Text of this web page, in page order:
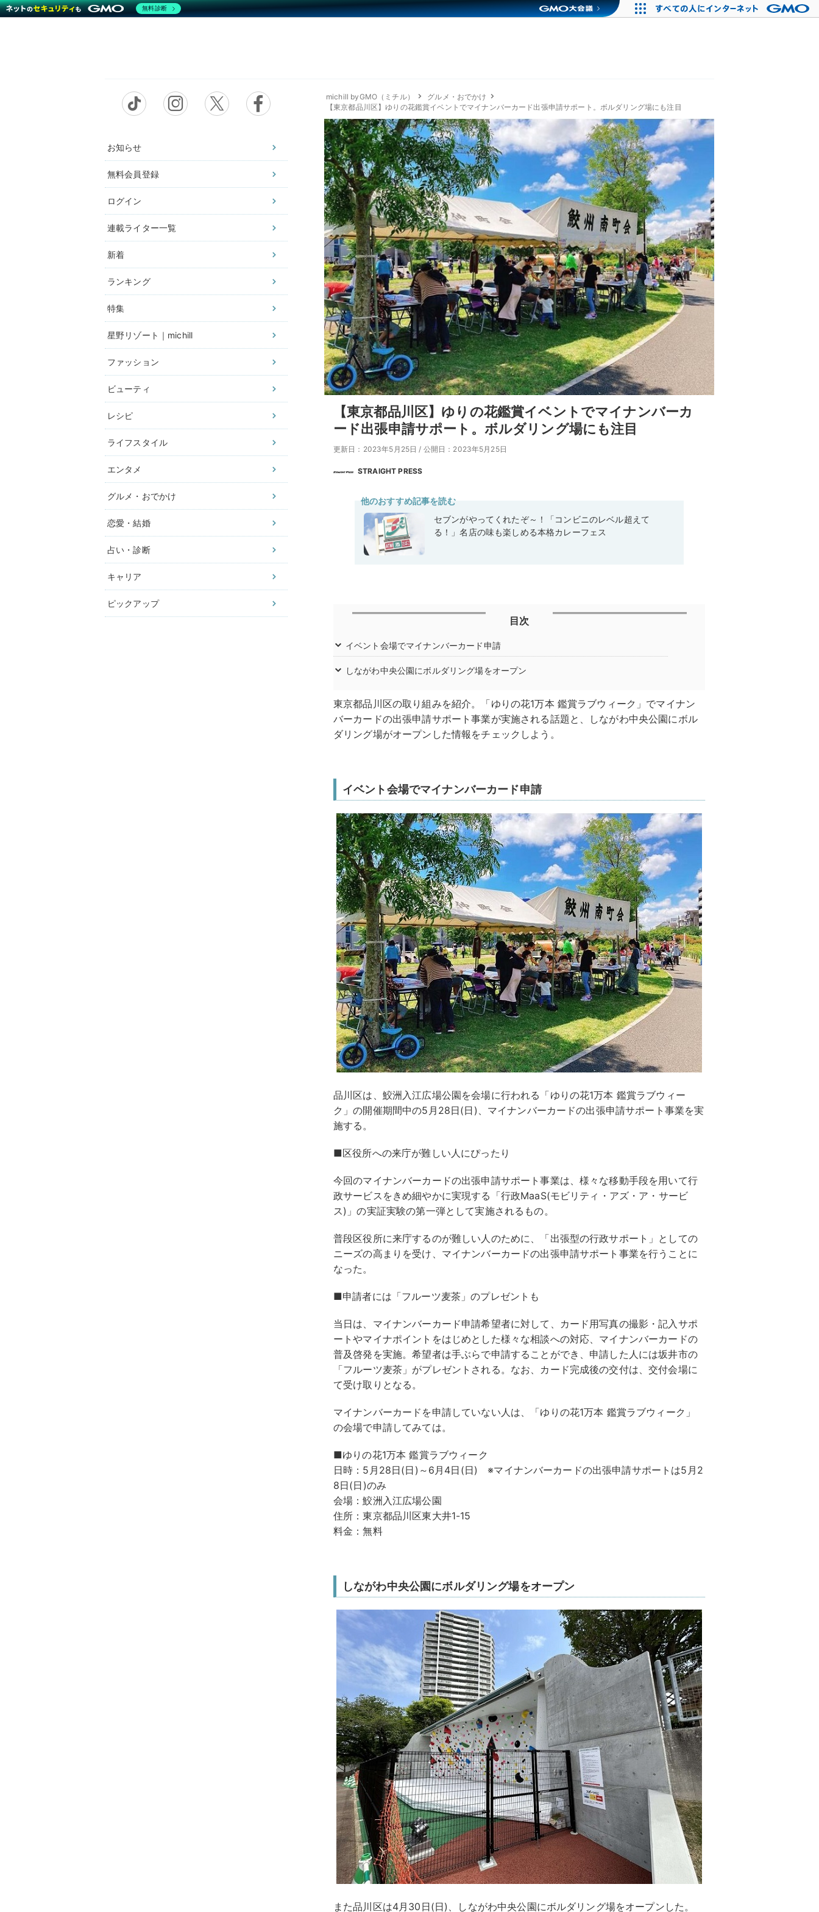
お知らせ
無料会員登録
ログイン
連載ライター一覧
新着
ランキング
特集
星野リゾート｜michill
ファッション
ビューティ
レシピ
ライフスタイル
エンタメ
グルメ・おでかけ
恋愛・結婚
占い・診断
キャリア
ピックアップ
michill byGMO（ミチル）
グルメ・おでかけ
【東京都品川区】ゆりの花鑑賞イベントでマイナンバーカード出張申請サポート。ボルダリング場にも注目
【東京都品川区】ゆりの花鑑賞イベントでマイナンバーカ
ード出張申請サポート。ボルダリング場にも注目
更新日：2023年5月25日 / 公開日：2023年5月25日
STRAIGHT PRESS
他のおすすめ記事を読む
セブンがやってくれたぞ～！「コンビニのレベル超えて
る！」名店の味も楽しめる本格カレーフェス
目次
イベント会場でマイナンバーカード申請
しながわ中央公園にボルダリング場をオープン
東京都品川区の取り組みを紹介。「ゆりの花1万本 鑑賞ラブウィーク」でマイナン
バーカードの出張申請サポート事業が実施される話題と、しながわ中央公園にボル
ダリング場がオープンした情報をチェックしよう。
イベント会場でマイナンバーカード申請
品川区は、鮫洲入江広場公園を会場に行われる「ゆりの花1万本 鑑賞ラブウィー
ク」の開催期間中の5月28日(日)、マイナンバーカードの出張申請サポート事業を実
施する。
■区役所への来庁が難しい人にぴったり
今回のマイナンバーカードの出張申請サポート事業は、様々な移動手段を用いて行
政サービスをきめ細やかに実現する「行政MaaS(モビリティ・アズ・ア・サービ
ス)」の実証実験の第一弾として実施されるもの。
普段区役所に来庁するのが難しい人のために、「出張型の行政サポート」としての
ニーズの高まりを受け、マイナンバーカードの出張申請サポート事業を行うことに
なった。
■申請者には「フルーツ麦茶」のプレゼントも
当日は、マイナンバーカード申請希望者に対して、カード用写真の撮影・記入サポ
ートやマイナポイントをはじめとした様々な相談への対応、マイナンバーカードの
普及啓発を実施。希望者は手ぶらで申請することができ、申請した人には坂井市の
「フルーツ麦茶」がプレゼントされる。なお、カード完成後の交付は、交付会場に
て受け取りとなる。
マイナンバーカードを申請していない人は、「ゆりの花1万本 鑑賞ラブウィーク」
の会場で申請してみては。
■ゆりの花1万本 鑑賞ラブウィーク
日時：5月28日(日)～6月4日(日) ※マイナンバーカードの出張申請サポートは5月2
8日(日)のみ
会場：鮫洲入江広場公園
住所：東京都品川区東大井1-15
料金：無料
しながわ中央公園にボルダリング場をオープン
また品川区は4月30日(日)、しながわ中央公園にボルダリング場をオープンした。
無料診断